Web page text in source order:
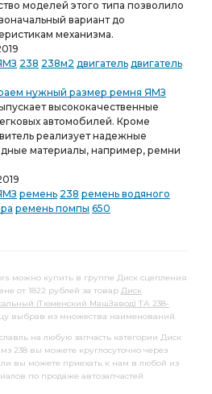
моделей этого типа позволило
вариант до
механизма.
238 238м2 двигатель двигатель
нужный размер ремня ЯМЗ
высококачественные
автомобилей. Кроме
реализует надежные
материалы, например, ремни
ремень 238 ремень водяного
ремень помпы 650
можно купить в группе Диск сцепления
от 1822 рублей за товар Диск
(Тюменский МашЗавод) ТА 238-
выбрав из множества наименований.
на любую запчасть категории Диск
238 вы можете круглосуточно через
вы можете приехать к нам в любой из
по продаже автозапчастей